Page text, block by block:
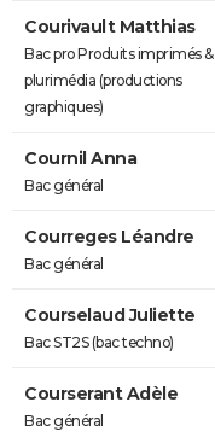
Courivault Matthias
Bac pro Produits imprimés &
plurimédia (productions
graphiques)
Cournil Anna
Bac général
Courreges Léandre
Bac général
Courselaud Juliette
Bac ST2S (bac techno)
Courserant Adèle
Bac général